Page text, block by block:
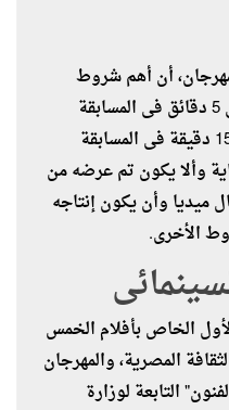
أن أهم شروط
المهرجان هذه الدورة ألا تتخطى 5 دقائق فى المسابقة
الأولى، وألا تتخطى مدة الفيلم 15 دقيقة فى المسابقة
وألا يكون تم عرضه من
وأن يكون إنتاجه
الخاص بأفلام الخمس
المصرية، والمهرجان
التابعة لوزارة